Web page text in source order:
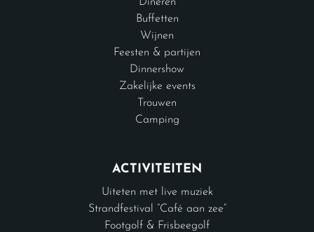
Buffetten
Wijnen
Feesten & partijen
Dinnershow
Zakelijke events
Trouwen
Camping
ACTIVITEITEN
Uiteten met live muziek
Strandfestival “Café aan zee”
Footgolf & Frisbeegolf